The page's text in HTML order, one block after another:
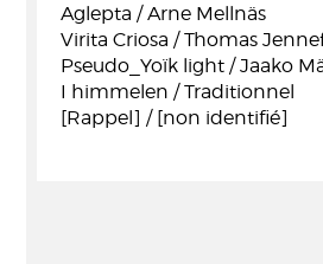
Aglepta / Arne Mellnäs
Virita Criosa / Thomas
Pseudo_Yoïk light / Jaako
I himmelen / Traditionnel
[Rappel] / [non identifié]